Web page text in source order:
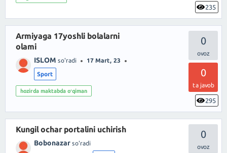
235
0
0
ta javob
295
Armiyaga 17yoshli bolalarni
olami
ISLOM so'radi 17 Mart, 23
Sport
hozirda maktabda oʻqiman
0
Kungil ochar portalini uchirish
Bobonazar so'radi